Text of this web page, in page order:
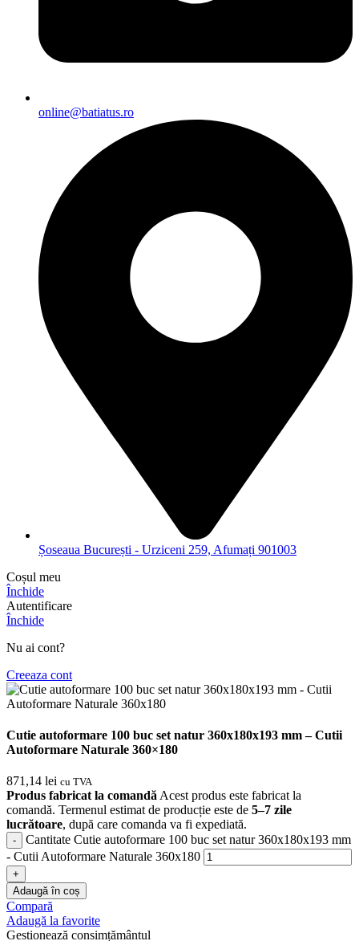
online@batiatus.ro
Șoseaua București - Urziceni 259, Afumați 901003
Coșul meu
Închide
Autentificare
Închide
Nu ai cont?
Creeaza cont
Cutie autoformare 100 buc set natur 360x180x193 mm – Cutii
Autoformare Naturale 360×180
871,14 lei cu TVA
Produs fabricat la comandă Acest produs este fabricat la
comandă. Termenul estimat de producție este de 5–7 zile
lucrătoare, după care comanda va fi expediată.
Cantitate Cutie autoformare 100 buc set natur 360x180x193 mm
- Cutii Autoformare Naturale 360x180
Adaugă în coș
Compară
Adaugă la favorite
Gestionează consimțământul